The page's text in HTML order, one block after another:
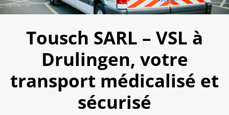
Tousch SARL – VSL à
Drulingen, votre
transport médicalisé et
sécurisé